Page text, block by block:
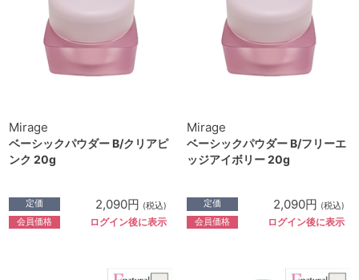
Mirage
ベーシックパウダー B/クリアピ
ンク 20g
定価 2,090円 (税込)
会員価格 ログイン後に表示
Mirage
ベーシックパウダー B/フリーエ
ッジアイボリー 20g
定価 2,090円 (税込)
会員価格 ログイン後に表示